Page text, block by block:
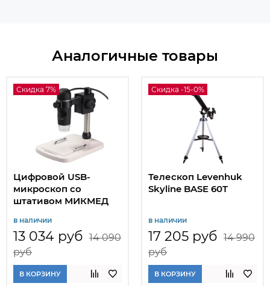
Аналогичные товары
Скидка 7%
Цифровой USB-
микроскоп со
штативом МИКМЕД
в наличии
13 034 руб 14 090
руб
В КОРЗИНУ
Скидка -15-0%
Телескоп Levenhuk
Skyline BASE 60T
в наличии
17 205 руб 14 990
руб
В КОРЗИНУ